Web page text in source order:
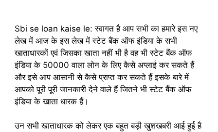
Sbi se loan kaise le: स्वागत है आप सभी का हमारे इस नए
लेख में आज के इस लेख में स्टेट बैंक ऑफ इंडिया के सभी
खाताधारकों एवं जिसका खाता नहीं भी है वह भी स्टेट बैंक ऑफ
इंडिया के 50000 वाला लोन के लिए कैसे अप्लाई कर सकते हैं
और इसे आप आसानी से कैसे प्राप्त कर सकते हैं इसके बारे में
आपको पूरी पूरी जानकारी देने वाले हैं जितने भी स्टेट बैंक ऑफ
इंडिया के खाता धारक हैं।
उन सभी खाताधारक को लेकर एक बहुत बड़ी खुशखबरी आई हुई है